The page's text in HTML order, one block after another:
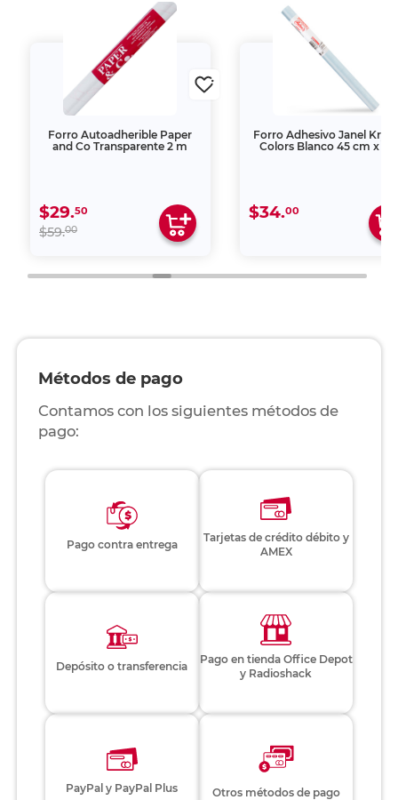
Forro Autoadherible Paper
and Co Transparente 2 m
$29.50
$59.00
Forro Adhesivo Janel
Colors Blanco 45 cm x 1
$34.00
Métodos de pago
Contamos con los siguientes métodos de
pago:
Pago contra entrega
Tarjetas de crédito débito y
AMEX
Depósito o transferencia
Pago en tienda Office Depot
y Radioshack
PayPal y PayPal Plus Otros métodos de pago